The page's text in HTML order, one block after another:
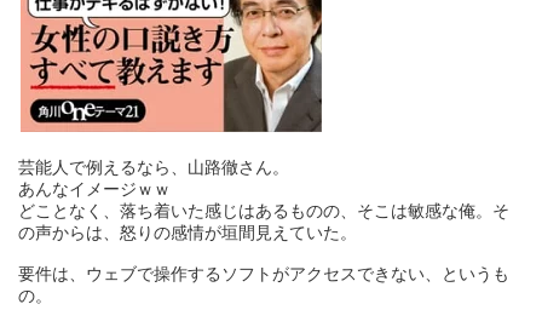
芸能人で例えるなら、山路徹さん。
あんなイメージｗｗ
どことなく、落ち着いた感じはあるものの、そこは敏感な俺。そ
の声からは、怒りの感情が垣間見えていた。
要件は、ウェブで操作するソフトがアクセスできない、というも
の。